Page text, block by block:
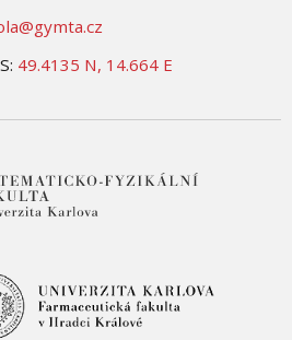
49.4135 N, 14.664 E